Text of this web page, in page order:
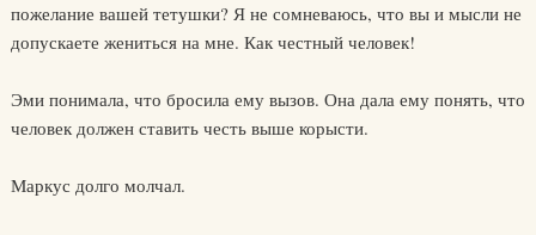
пожелание вашей тетушки? Я не сомневаюсь, что вы и мысли не
допускаете жениться на мне. Как честный человек!
Эми понимала, что бросила ему вызов. Она дала ему понять, что
человек должен ставить честь выше корысти.
Маркус долго молчал.